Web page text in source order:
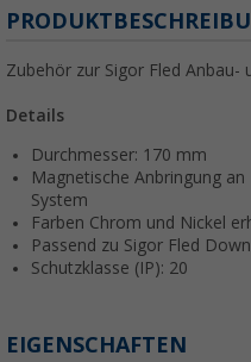
Zubehör zur Sigor Fled Anbau-
Details
Durchmesser: 170 mm
Magnetische Anbringung
System
Farben Chrom und Nickel
Passend zu Sigor Fled
Schutzklasse (IP): 20
EIGENSCHAFTEN